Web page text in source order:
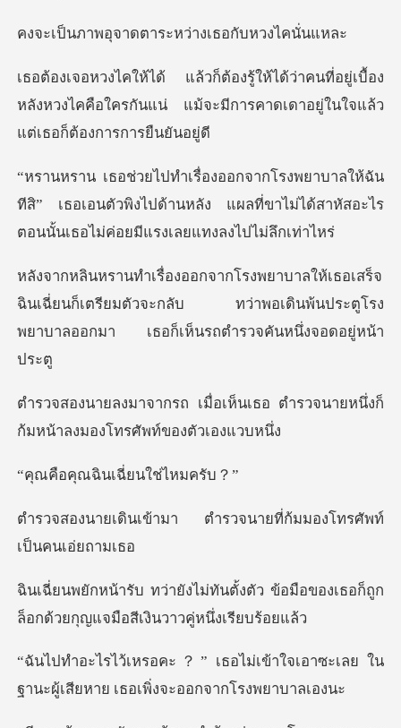
าดตาระหว่างเธอ
ที่อยู่เบื้อง
หลังหวงไคคือใครกันแน่ แม้จะมีการค
ีสิ” เธอเอนตัวพิงไปด้านหลัง แผลที่ขาไม่ได้สาหัสอะ
ฉินเฉี่ยนก็เตรียมตัวจะกลับ ทว่าพอเดินพ้นประตูโรง
พย
็นเธอ ตำรวจนายหนึ่งก็
ก้มหน้า
ฉินเฉี่ยนใ
ตำรวจนายที่ก้มมองโทร
ั้งตัว ข้อมือของเธอก็ถูก
ล็อกด้วยกุญ
เข้าใจเอาซะเลย ใน
ฐานะผู้เสียหา